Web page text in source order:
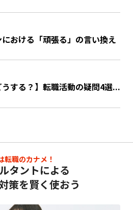
おける「頑張る」の言い換え
うする？】転職活動の疑問4選...
転職のカナメ！
タントによる
策を賢く使おう